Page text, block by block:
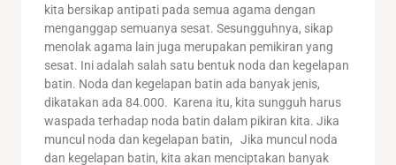
kita bersikap antipati pada semua agama dengan
menganggap semuanya sesat. Sesungguhnya, sikap
menolak agama lain juga merupakan pemikiran yang
sesat. Ini adalah salah satu bentuk noda dan kegelapan
batin. Noda dan kegelapan batin ada banyak jenis,
dikatakan ada 84.000. Karena itu, kita sungguh harus
waspada terhadap noda batin dalam pikiran kita. Jika
muncul noda dan kegelapan batin, Jika muncul noda
dan kegelapan batin, kita akan menciptakan banyak